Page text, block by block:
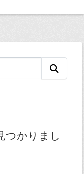
つかりまし